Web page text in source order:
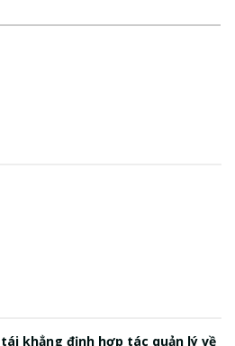
khẳng định hợp tác quản lý về